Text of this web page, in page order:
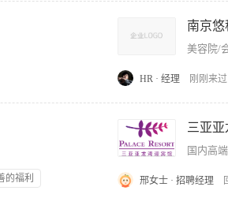
保整个环境的干净整齐。 Job Summary: As a
of the front desk and lounge areas, conduct cash register
answer guests' inquiries about facilities and美容院/
HR · 经理 刚刚来过
的福利
三亚
国内高
邢女士 · 招聘经理